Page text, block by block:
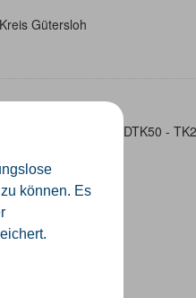
können. Es
Gütersloh
- DTK100 - DTK50 -